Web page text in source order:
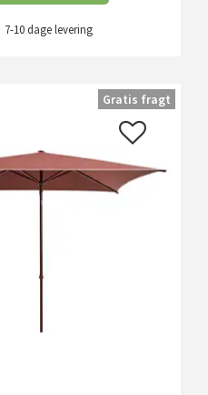
7-10 dagelevering
Gratis fragt